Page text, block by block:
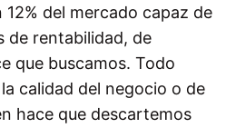
del mercado capaz de
de rentabilidad, de
que buscamos. Todo
calidad del negocio o de
hace que descartemos